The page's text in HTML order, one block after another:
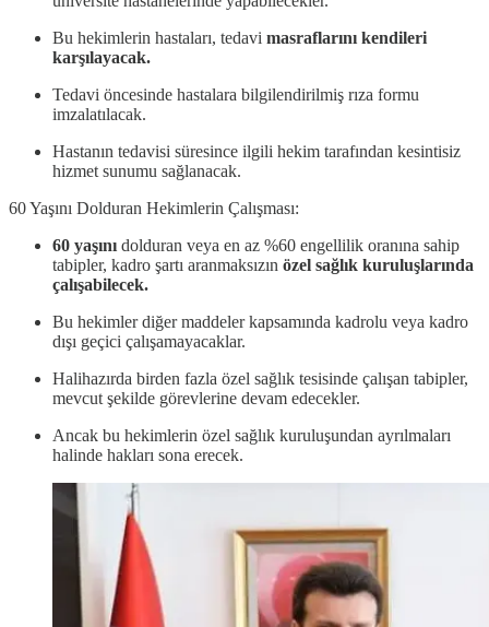
Bu hekimlerin hastaları, tedavi masraflarını kendileri
karşılayacak.
Tedavi öncesinde hastalara bilgilendirilmiş rıza formu
imzalatılacak.
Hastanın tedavisi süresince ilgili hekim tarafından kesintisiz
hizmet sunumu sağlanacak.
60 Yaşını Dolduran Hekimlerin Çalışması:
60 yaşını dolduran veya en az %60 engellilik oranına sahip
tabipler, kadro şartı aranmaksızın özel sağlık kuruluşlarında
çalışabilecek.
Bu hekimler diğer maddeler kapsamında kadrolu veya kadro
dışı geçici çalışamayacaklar.
Halihazırda birden fazla özel sağlık tesisinde çalışan tabipler,
mevcut şekilde görevlerine devam edecekler.
Ancak bu hekimlerin özel sağlık kuruluşundan ayrılmaları
halinde hakları sona erecek.